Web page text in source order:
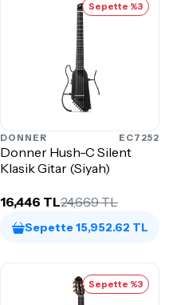
Sepette %3
DONNER EC7252
Donner Hush-C Silent
Klasik Gitar (Siyah)
16,446 TL24,669 TL
Sepette 15,952.62 TL
Sepette %3